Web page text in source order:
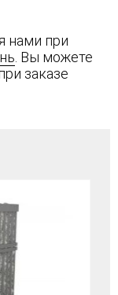
нами при
. Вы можете
заказе